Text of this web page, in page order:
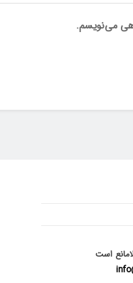
می‌نویسم.
است